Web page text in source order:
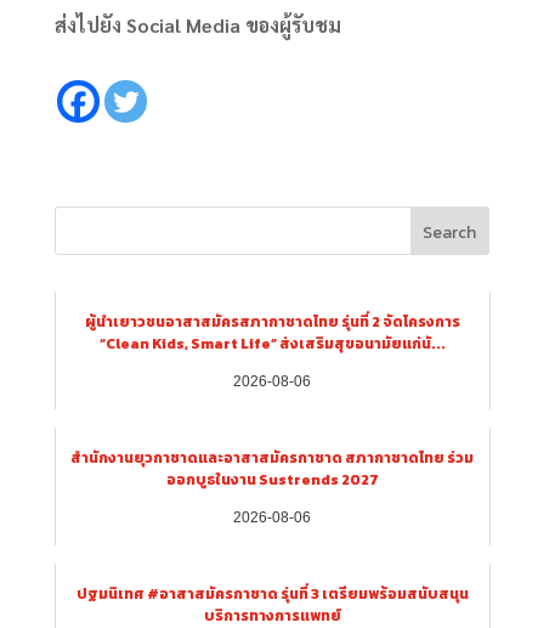
ส่งไปยัง Social Media ของผู้รับชม
Search
ผู้นำเยาวชนอาสาสมัครสภากาชาดไทย รุ่นที่ 2 จัดโครงการ
“Clean Kids, Smart Life” ส่งเสริมสุขอนามัยแก่นั...
2026-08-06
สำนักงานยุวกาชาดและอาสาสมัครกาชาด สภากาชาดไทย ร่วม
ออกบูธในงาน Sustrends 2027
2026-08-06
ปฐมนิเทศ #อาสาสมัครกาชาด รุ่นที่ 3 เตรียมพร้อมสนับสนุน
บริการทางการแพทย์